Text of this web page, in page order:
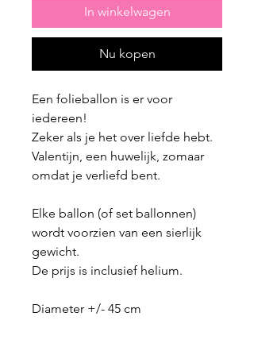
In winkelwagen
Nu kopen
Een folieballon is er voor
iedereen!
Zeker als je het over liefde hebt.
Valentijn, een huwelijk, zomaar
omdat je verliefd bent.
Elke ballon (of set ballonnen)
wordt voorzien van een sierlijk
gewicht.
De prijs is inclusief helium.
Diameter +/- 45 cm